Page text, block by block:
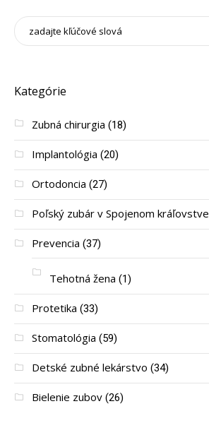
Kategórie
Zubná chirurgia (18)
Implantológia (20)
Ortodoncia (27)
Poľský zubár v Spojenom kráľovstve
Prevencia (37)
Tehotná žena (1)
Protetika (33)
Stomatológia (59)
Detské zubné lekárstvo (34)
Bielenie zubov (26)